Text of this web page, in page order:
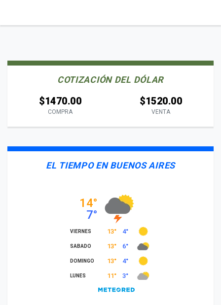
COTIZACIÓN DEL DÓLAR
$1470.00
COMPRA
$1520.00
VENTA
EL TIEMPO EN BUENOS AIRES